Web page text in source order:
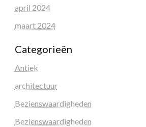
april 2024
maart 2024
Categorieën
Antiek
architectuur
Bezienswaardigheden
Bezienswaardigheden